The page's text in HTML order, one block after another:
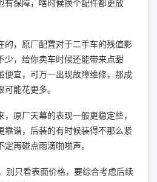
有保障，啥时候换个配件都更放
的，原厂配置对于二手车的残值影
少，给你卖车时候还能带来点甜
便宜，可万一出现故障维修，那成
能花更多。
，原厂天幕的表现一般更稳定些，
靠谱，后装的有时候装得不那么紧
再碰点雨滴啪啪声。
别只看表面价格，要综合考虑后续